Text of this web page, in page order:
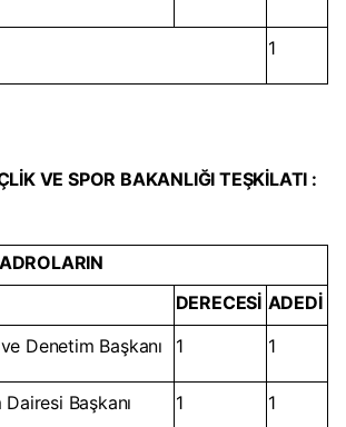
1
VE SPOR BAKANLIĞI TEŞKİLATI :
DERECESİ ADEDİ
Denetim Başkanı 1 1
Başkanı 1 1